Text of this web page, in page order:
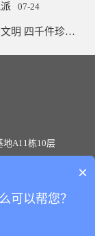
07-24
殷墟博物馆新馆开放：克里克邀您共赴殷商文明 四千件珍宝璨若星河
地A11栋10层
All Rights
×
可以帮您？